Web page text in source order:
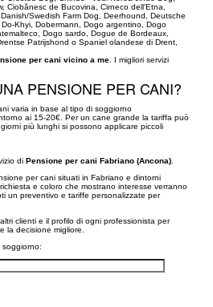
Ciobănesc de Bucovina, Cirneco dell'Etna,
Swedish Farm Dog, Deerhound, Deutsche
Khyi, Dobermann, Dogo argentino, Dogo
Dogo sardo, Dogue de Bordeaux,
Patrijshond o Spaniel olandese di Drent,
per cani vicino a me . I migliori servizi
PENSIONE PER CANI?
varia in base al tipo di soggiorno
ai 15-20€. Per un cane grande la tariffa può
più lunghi si possono applicare piccoli
di Pensione per cani Fabriano (Ancona)
per cani situati in Fabriano e dintorni
e coloro che mostrano interesse verranno
un preventivo e tariffe personalizzate per
clienti e il profilo di ogni professionista per
la decisione migliore.
soggiorno: